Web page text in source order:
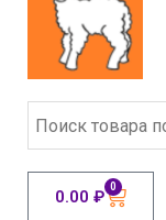
0.00 ₽ 0